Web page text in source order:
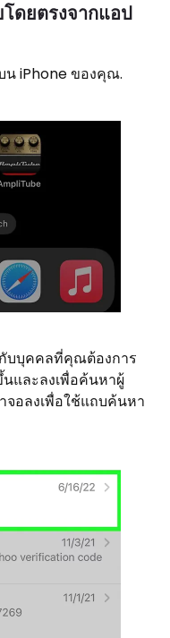
ดยตรงจากแอป
น iPhone ของคุณ.
บบุคคลที่คุณต้องการ
และลงเพื่อค้นหาผู้
อลงเพื่อใช้แถบค้นหา